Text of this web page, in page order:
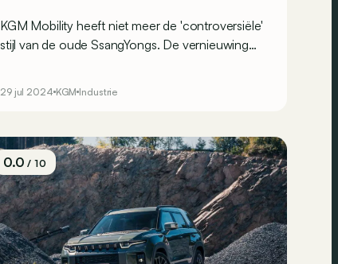
KGM Mobility heeft niet meer de 'controversiële'
stijl van de oude SsangYongs. De vernieuwing
die wat doet denken aan de Range Rover Velar,
29 jul 2024 KGM Industrie
0.0/ 10